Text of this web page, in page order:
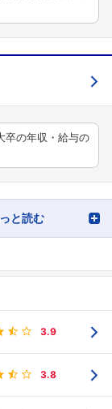
の年収・給与の
と読む
3.9
3.8